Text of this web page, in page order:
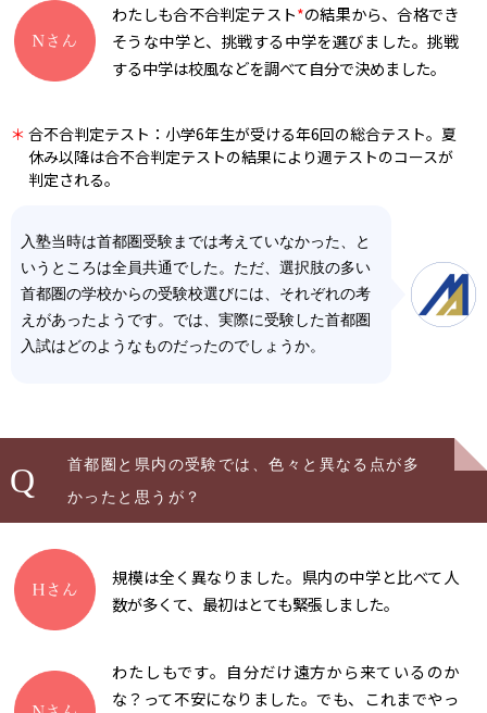
わたしも合不合判定テスト*の結果から、合格でき
そうな中学と、挑戦する中学を選びました。挑戦
する中学は校風などを調べて自分で決めました。
＊ 合不合判定テスト：小学6年生が受ける年6回の総合テスト。夏
休み以降は合不合判定テストの結果により週テストのコースが
判定される。
入塾当時は首都圏受験までは考えていなかった、と
いうところは全員共通でした。ただ、選択肢の多い
首都圏の学校からの受験校選びには、それぞれの考
えがあったようです。では、実際に受験した首都圏
入試はどのようなものだったのでしょうか。
Q
首都圏と県内の受験では、色々と異なる点が多
かったと思うが？
規模は全く異なりました。県内の中学と比べて人
数が多くて、最初はとても緊張しました。
わたしもです。自分だけ遠方から来ているのか
な？って不安になりました。でも、これまでやっ